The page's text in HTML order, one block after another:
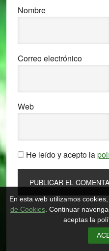
Nombre
Correo electrónico
Web
He leído y acepto la
Primary
Sidebar
En esta web utilizamos
de Cookies. Continuar
aceptas la